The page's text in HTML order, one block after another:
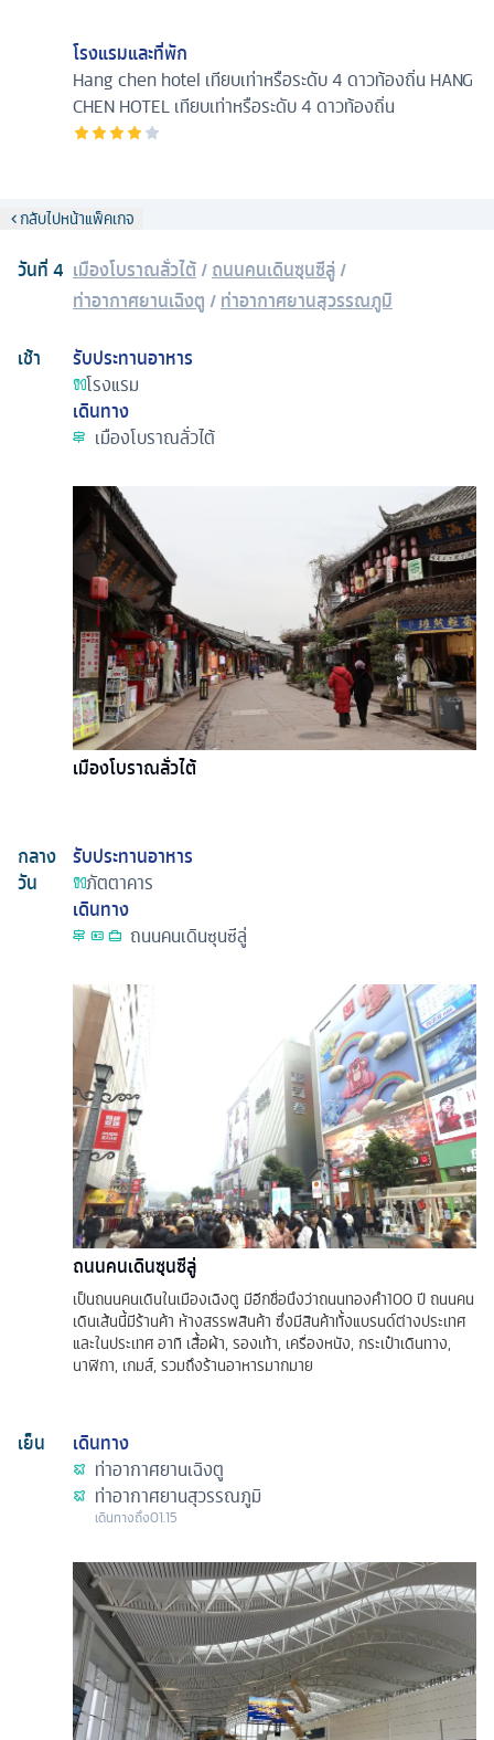
โรงแรมและที่พัก
Hang chen hotel เทียบเท่าหรือระดับ 4 ดาวท้องถิ่น HANG
CHEN HOTEL เทียบเท่าหรือระดับ 4 ดาวท้องถิ่น
กลับไปหน้าแพ็คเกจ
วันที่4 เมืองโบราณลั่วไต้/ถนนคนเดินซุนซีลู่/
ท่าอากาศยานเฉิงตู /ท่าอากาศยานสุวรรณภูมิ
เช้า
รับประทานอาหาร
โรงแรม
เดินทาง
เมืองโบราณลั่วไต้
เมืองโบราณลั่วไต้
กลาง
วัน
รับประทานอาหาร
ภัตตาคาร
เดินทาง
ถนนคนเดินซุนซีลู่
ถนนคนเดินซุนซีลู่
เป็นถนนคนเดินในเมืองเฉิงตู มีอีกชื่อนึงว่าถนนทองคำ100 ปี ถนนคน
เดินเส้นนี้มีร้านค้า ห้างสรรพสินค้า ซึ่งมีสินค้าทั้งแบรนด์ต่างประเทศ
และในประเทศ อาทิ เสื้อผ้า, รองเท้า, เครื่องหนัง, กระเป๋าเดินทาง,
นาฬิกา, เกมส์, รวมถึงร้านอาหารมากมาย
เย็น
เดินทาง
ท่าอากาศยานเฉิงตู
ท่าอากาศยานสุวรรณภูมิ
เดินทางถึง01.15